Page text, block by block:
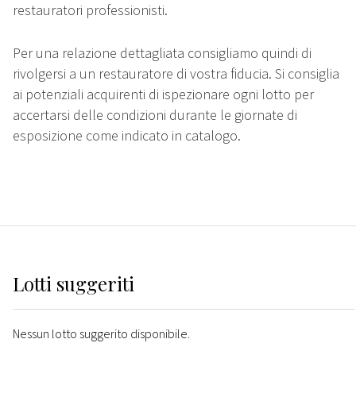
restauratori professionisti.
Per una relazione dettagliata consigliamo quindi di
rivolgersi a un restauratore di vostra fiducia. Si consiglia
ai potenziali acquirenti di ispezionare ogni lotto per
accertarsi delle condizioni durante le giornate di
esposizione come indicato in catalogo.
Lotti suggeriti
Nessun lotto suggerito disponibile.